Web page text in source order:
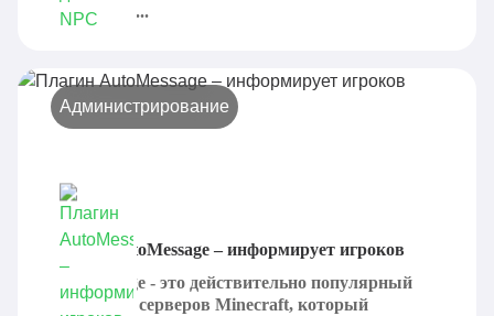
установить...
Администрирование
Плагин AutoMessage – информирует игроков
AutoMessage - это действительно популярный
плагин для серверов Minecraft, который